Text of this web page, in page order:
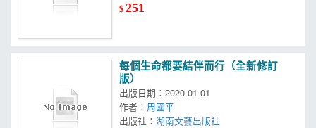
$251
每個生命都要結伴而行（全新修訂
版）
出版日期：2020-01-01
作者： 周國平
出版社：湖南文藝出版社